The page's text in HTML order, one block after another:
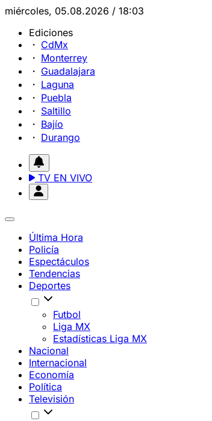
miércoles, 05.08.2026 / 18:03
Ediciones
CdMx
Monterrey
Guadalajara
Laguna
Puebla
Saltillo
Bajío
Durango
TV EN VIVO
Última Hora
Policía
Espectáculos
Tendencias
Deportes
Futbol
Liga MX
Estadísticas Liga MX
Nacional
Internacional
Economía
Política
Televisión